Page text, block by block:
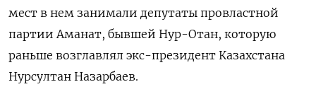
мест в нем занимали депутаты провластной
партии Аманат, бывшей Нур-Отан, которую
раньше возглавлял экс-президент Казахстана
Нурсултан Назарбаев.